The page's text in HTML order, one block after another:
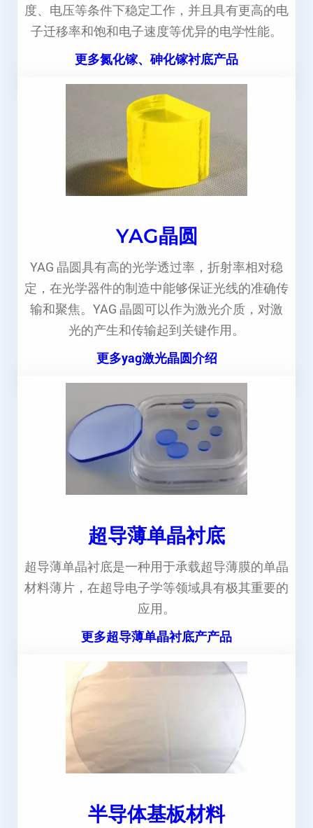
度、电压等条件下稳定工作，并且具有更高的电
子迁移率和饱和电子速度等优异的电学性能。
更多氮化镓、砷化镓衬底产品
YAG晶圆
YAG 晶圆具有高的光学透过率，折射率相对稳
定，在光学器件的制造中能够保证光线的准确传
输和聚焦。YAG 晶圆可以作为激光介质，对激
光的产生和传输起到关键作用。
更多yag激光晶圆介绍
超导薄单晶衬底
超导薄单晶衬底是一种用于承载超导薄膜的单晶
材料薄片，在超导电子学等领域具有极其重要的
应用。
更多超导薄单晶衬底产产品
半导体基板材料